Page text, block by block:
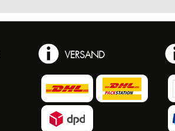
VERSAND